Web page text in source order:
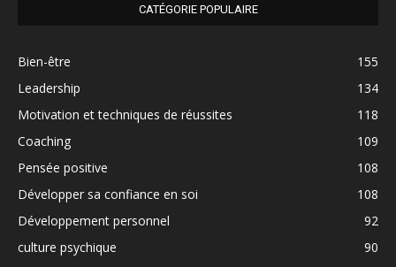
CATÉGORIE POPULAIRE
Bien-être
155
Leadership
134
Motivation et techniques de réussites
118
Coaching
109
Pensée positive
108
Développer sa confiance en soi
108
Développement personnel
92
culture psychique
90